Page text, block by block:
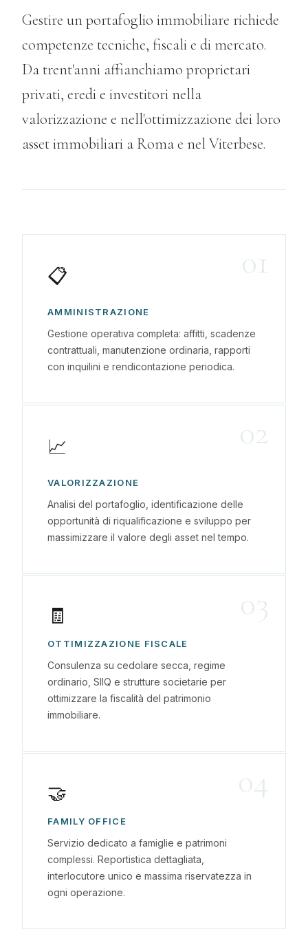
Gestire un portafoglio immobiliare richiede
competenze tecniche, fiscali e di mercato.
Da trent'anni affianchiamo proprietari
privati, eredi e investitori nella
valorizzazione e nell'ottimizzazione dei loro
asset immobiliari a Roma e nel Viterbese.
01
📋
AMMINISTRAZIONE
Gestione operativa completa: affitti, scadenze
contrattuali, manutenzione ordinaria, rapporti
con inquilini e rendicontazione periodica.
02
📈
VALORIZZAZIONE
Analisi del portafoglio, identificazione delle
opportunità di riqualificazione e sviluppo per
massimizzare il valore degli asset nel tempo.
03
🧾
OTTIMIZZAZIONE FISCALE
Consulenza su cedolare secca, regime
ordinario, SIIQ e strutture societarie per
ottimizzare la fiscalità del patrimonio
immobiliare.
04
🤝
FAMILY OFFICE
Servizio dedicato a famiglie e patrimoni
complessi. Reportistica dettagliata,
interlocutore unico e massima riservatezza in
ogni operazione.